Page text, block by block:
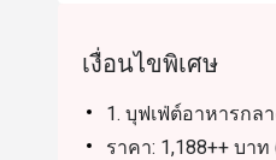
เงื่อนไขพิเศษ
1. บุฟเฟ่ต์อาหารกล
ราคา: 1,188++ บา